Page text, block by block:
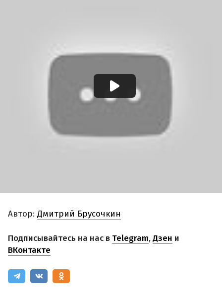
Автор: Дмитрий Брусочкин
Подписывайтесь на нас в Telegram,Дзен и
ВКонтакте